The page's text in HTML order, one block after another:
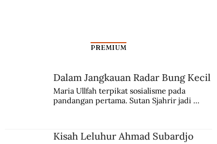
Menengok Kisah Masa Kecil Sukarno
PREMIUM
Dalam Jangkauan Radar Bung Kecil
Maria Ullfah terpikat sosialisme pada
pandangan pertama. Sutan Sjahrir jadi
Kisah Leluhur Ahmad Subardjo